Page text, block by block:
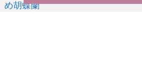
祝い花 -開店祝い用の花-社長就任祝い 胡蝶蘭-事
め胡蝶蘭